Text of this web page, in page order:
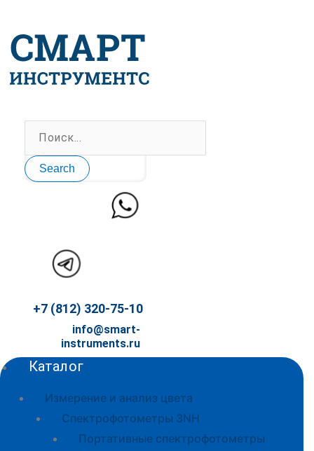
Search
+7 (812) 320-75-10
info@smart-
instruments.ru
Каталог
Измерение и анализ цвета
Спектрофотометры 3NH
Портативные спектрофотометры